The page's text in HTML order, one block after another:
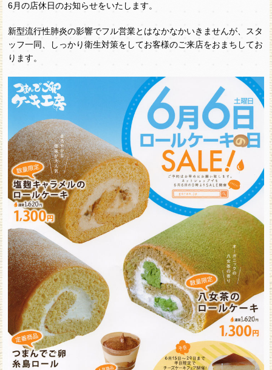
6月の店休日のお知らせをいたします。
新型流行性肺炎の影響でフル営業とはなかなかいきませんが、スタ
ッフ一同、しっかり衛生対策をしてお客様のご来店をおまちしてお
ります。